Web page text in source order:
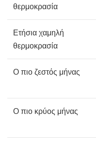
θερμοκρασία
Ετήσια χαμηλή
θερμοκρασία
Ο πιο ζεστός μήνας
Ο πιο κρύος μήνας